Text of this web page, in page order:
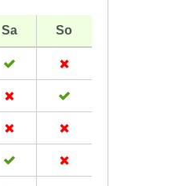
Sa So